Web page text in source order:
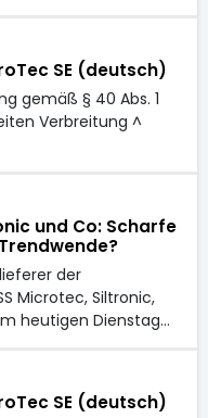
SE (deutsch)
gemäß § 40 Abs. 1
Verbreitung ^
und Co: Scharfe
der
Microtec, Siltronic,
heutigen Dienstag…
SE (deutsch)